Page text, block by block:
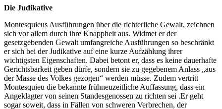
Die Judikative
Montesquieus Ausführungen über die richterliche Gewalt, zeichnen
sich vor allem durch ihre Knappheit aus. Widmet er der
gesetzgebenden Gewalt umfangreiche Ausführungen so beschränkt
er sich bei der Judikative auf eine kurze Aufzählung ihrer
wichtigsten Eigenschaften. Dabei betont er, dass es keine dauerhafte
Gerichtsbarkeit geben dürfe, sondern sie zu gegebenem Anlass „aus
der Masse des Volkes gezogen“ werden müsse. Zudem vertritt
Montesquieu die bekannte frühneuzeitliche Auffassung, dass ein
Angeklagter von seinen Standesgenossen zu richten sei .Er geht
sogar soweit, dass in Fällen von schweren Verbrechen, der